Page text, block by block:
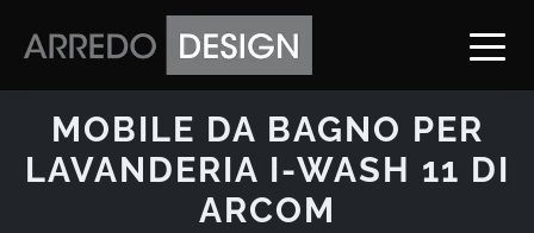
MOBILE DA BAGNO PER
LAVANDERIA I-WASH 11 DI
ARCOM